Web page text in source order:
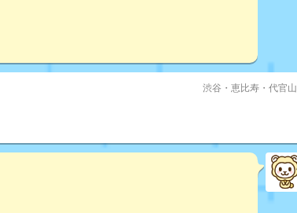
渋谷・恵比寿・代官山